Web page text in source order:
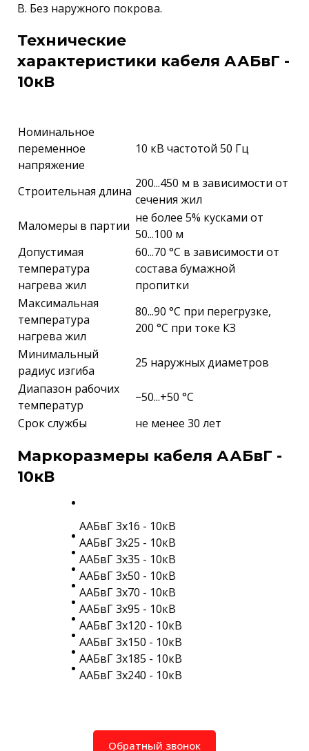
В. Без наружного покрова.
Технические
характеристики кабеля ААБвГ -
10кВ
Номинальное
переменное
напряжение
10 кВ частотой 50 Гц
Строительная длина
200...450 м в зависимости от
сечения жил
Маломеры в партии
не более 5% кусками от
50...100 м
Допустимая
температура
нагрева жил
60...70 °C в зависимости от
состава бумажной
пропитки
Максимальная
температура
нагрева жил
80...90 °C при перегрузке,
200 °C при токе КЗ
Минимальный
радиус изгиба
25 наружных диаметров
Диапазон рабочих
температур
−50...+50 °C
Срок службы
не менее 30 лет
Маркоразмеры кабеля ААБвГ -
10кВ
ААБвГ 3х16 - 10кВ
ААБвГ 3х25 - 10кВ
ААБвГ 3х35 - 10кВ
ААБвГ 3х50 - 10кВ
ААБвГ 3х70 - 10кВ
ААБвГ 3х95 - 10кВ
ААБвГ 3х120 - 10кВ
ААБвГ 3х150 - 10кВ
ААБвГ 3х185 - 10кВ
ААБвГ 3х240 - 10кВ
Обратный звонок